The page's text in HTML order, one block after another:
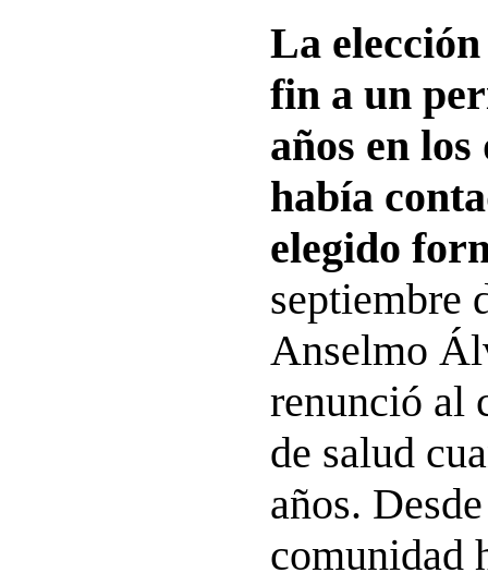
La
fin a un
años en
había
elegido
septiembre
Anselmo
renunció al
de salud
años.
comunidad